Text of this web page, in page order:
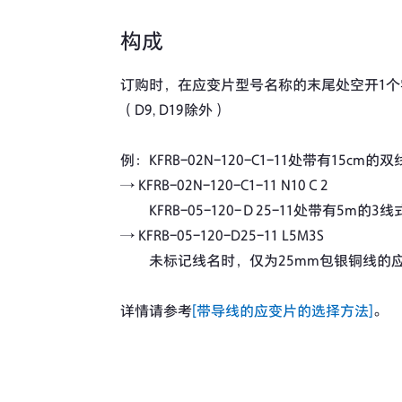
构成
订购时，在应变片型号名称的末尾处空开1
（D9, D19除外）
例：KFRB-02N-120-C1-11处带有15cm的双
→ KFRB-02N-120-C1-11 N10Ｃ2
KFRB-05-120-Ｄ25-11处带有5m的3线
→ KFRB-05-120-D25-11 L5M3S
未标记线名时，仅为25mm包银铜线的
详情请参考 [带导线的应变片的选择方法] 。